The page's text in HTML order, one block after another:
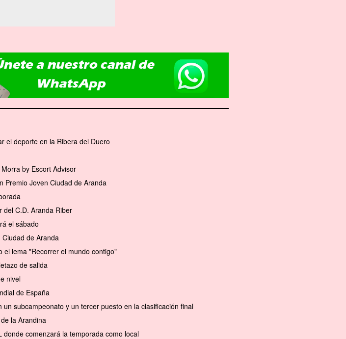
el deporte en la Ribera del Duero
by Escort Advisor
Premio Joven Ciudad de Aranda
del C.D. Aranda Riber
el sábado
de Aranda
el lema "Recorrer el mundo contigo"
de salida
nivel
de España
subcampeonato y un tercer puesto en la clasificación final
la Arandina
donde comenzará la temporada como local